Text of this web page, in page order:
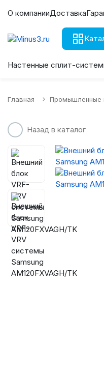
О компанииДоставка
Настенные сплит-
Главная Промышленные
Назад в каталог